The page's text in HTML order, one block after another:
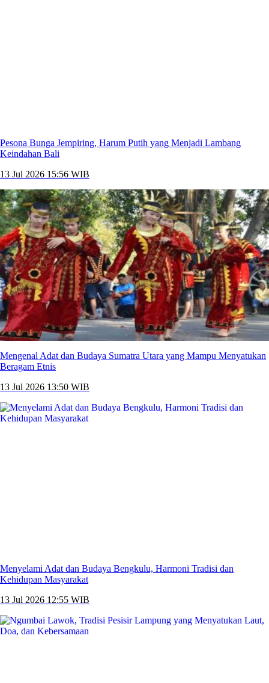
Pesona Bunga Jempiring, Harum Putih yang Menjadi Lambang
Keindahan Bali
13 Jul 2026 15:56 WIB
Mengenal Adat dan Budaya Sumatra Utara yang Mampu Menyatukan
Beragam Etnis
13 Jul 2026 13:50 WIB
Menyelami Adat dan Budaya Bengkulu, Harmoni Tradisi dan
Kehidupan Masyarakat
13 Jul 2026 12:55 WIB